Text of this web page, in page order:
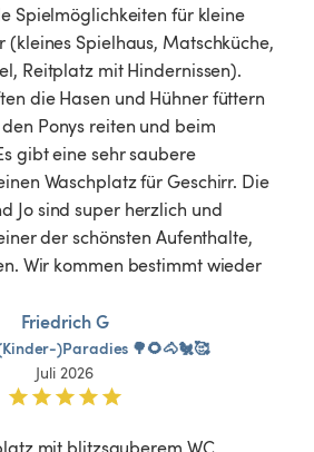
Spielmöglichkeiten für kleine
(kleines Spielhaus, Matschküche,
Reitplatz mit Hindernissen).
die Hasen und Hühner füttern
Ponys reiten und beim
gibt eine sehr saubere
Waschplatz für Geschirr. Die
Jo sind super herzlich und
der schönsten Aufenthalte,
Wir kommen bestimmt wieder
Friedrich G
)Paradies 🌳🌻🐴🐔🥰
Juli 2026